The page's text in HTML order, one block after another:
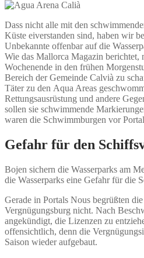
Dass nicht alle mit den
Küste eiverstanden sind, haben wir
Unbekannte offenbar auf die
Wie das Mallorca Magazin berichtet,
Wochenende in den frühen
Bereich der Gemeinde Calvià zu
Täter zu den Aqua Areas
Rettungsausrüstung und andere
sollen sie schwimmende
waren die Schwimmburgen vor
Gefahr für den
Bojen sichern die Wasserparks am
die Wasserparks eine Gefahr für die
Gerade in Portals Nous begrüßten
Vergnügungsburg nicht. Nach
angekündigt, die Lizenzen zu
offensichtlich, denn die
Saison wieder aufgebaut.